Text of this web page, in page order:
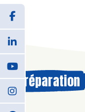
Préparation